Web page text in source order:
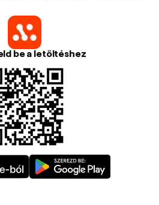
be a letöltéshez